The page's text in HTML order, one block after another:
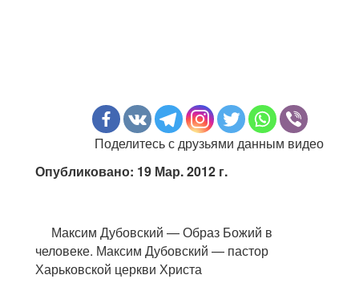
Поделитесь с друзьями данным видео
Опубликовано: 19 Мар. 2012 г.
Максим Дубовский — Образ Божий в
человеке. Максим Дубовский — пастор
Харьковской церкви Христа